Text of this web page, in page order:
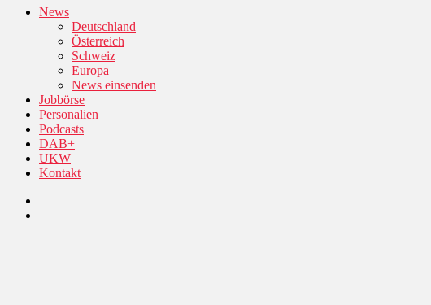
News
Deutschland
Österreich
Schweiz
Europa
News einsenden
Jobbörse
Personalien
Podcasts
DAB+
UKW
Kontakt